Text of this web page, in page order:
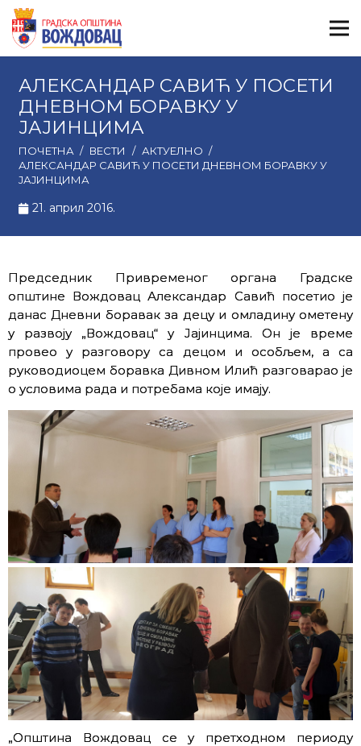
АЛЕКСАНДАР САВИЋ У ПОСЕТИ
ДНЕВНОМ БОРАВКУ У
ЈАЈИНЦИМА
ПОЧЕТНА / ВЕСТИ / АКТУЕЛНО /
АЛЕКСАНДАР САВИЋ У ПОСЕТИ ДНЕВНОМ БОРАВКУ У
ЈАЈИНЦИМА
21. април 2016.
Председник Привременог органа Градске
општине Вождовац Александар Савић посетио је
данас Дневни боравак за децу и омладину ометену
у развоју „Вождовац“ у Јајинцима. Он је време
провео у разговору са децом и особљем, а са
руководиоцем боравка Дивном Илић разговарао је
о условима рада и потребама које имају.
„Општина Вождовац се у претходном периоду